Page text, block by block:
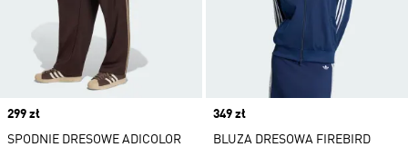
Price
299 zł
SPODNIE DRESOWE ADICOLOR
Price
349 zł
BLUZA DRESOWA FIREBIRD